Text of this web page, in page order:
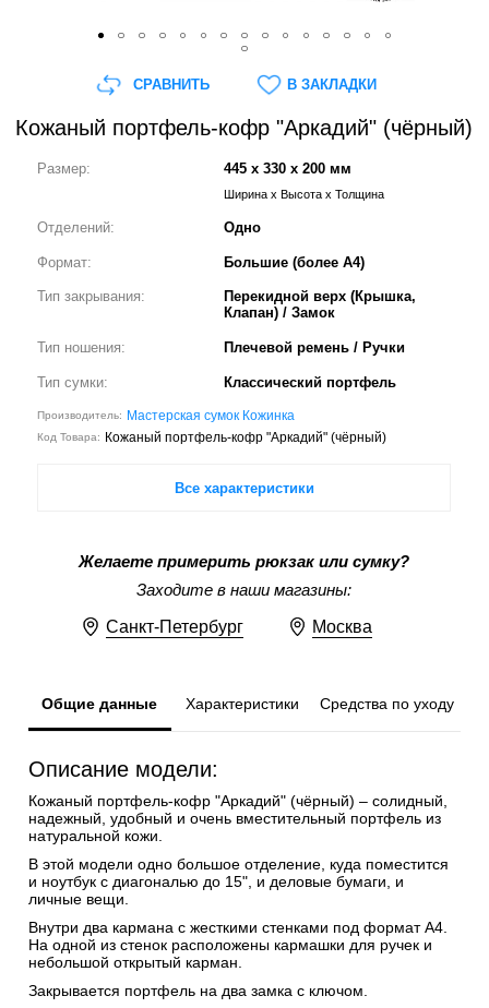
Кожаный портфель-кофр "Аркадий" (чёрный)
Размер: 445 x 330 x 200 мм
Ширина x Высота x Толщина
Отделений: Одно
Формат: Большие (более А4)
Тип закрывания:
Перекидной верх (Крышка,
Клапан) / Замок
Тип ношения: Плечевой ремень / Ручки
Тип сумки: Классический портфель
Производитель: Мастерская сумок Кожинка
Код Товара: Кожаный портфель-кофр "Аркадий" (чёрный)
Все характеристики
Желаете примерить рюкзак или сумку?
Заходите в наши магазины:
Санкт-Петербург Москва
СРАВНИТЬ В ЗАКЛАДКИ
Общие данные Характеристики Средства по уходу
Описание модели:
Кожаный портфель-кофр "Аркадий" (чёрный) – солидный,
надежный, удобный и очень вместительный портфель из
натуральной кожи.
В этой модели одно большое отделение, куда поместится
и ноутбук с диагональю до 15", и деловые бумаги, и
личные вещи.
Внутри два кармана с жесткими стенками под формат А4.
На одной из стенок расположены кармашки для ручек и
небольшой открытый карман.
Закрывается портфель на два замка с ключом.